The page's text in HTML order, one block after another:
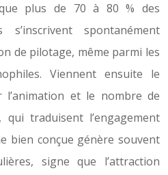
plus de 70 à 80 % des
s’inscrivent spontanément
de pilotage, même parmi les
Viennent ensuite le
et le nombre de
traduisent l’engagement
bien conçue génère souvent
signe que l’attraction